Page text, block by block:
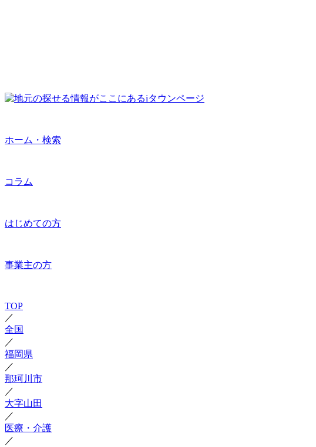
ホーム・検索
コラム
はじめての方
事業主の方
TOP
／
全国
／
福岡県
／
那珂川市
／
大字山田
／
医療・介護
／